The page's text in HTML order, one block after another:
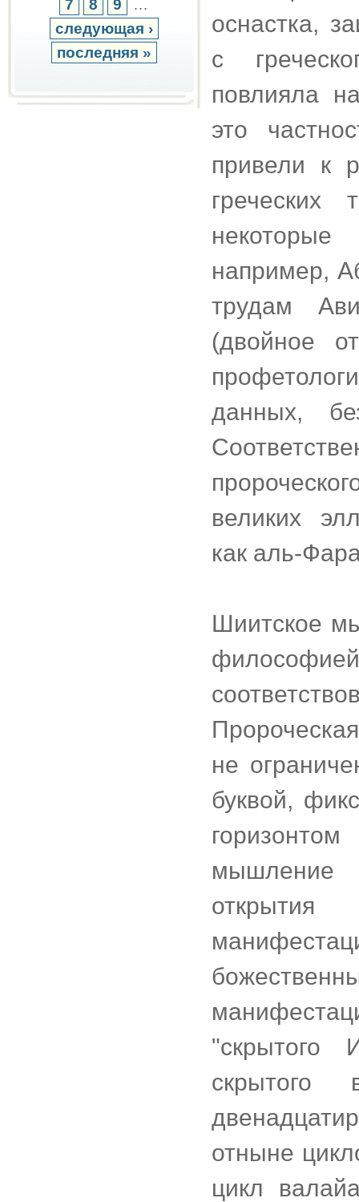
7 8 9
…
следующая ›
последняя »
оснастка,
с
повлияла
это
привели к
некоторые
например,
трудам
(двойное
данных,
великих
как аль-
Шиитское
не
буквой,
мышление
"скрытого
скрытого
отныне
цикл